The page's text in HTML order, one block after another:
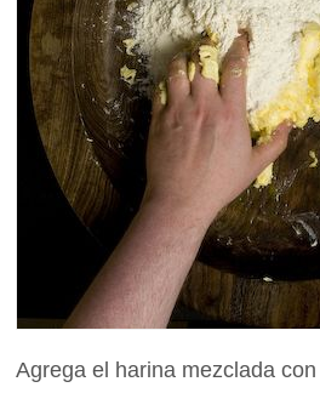
Agrega el harina mezclada